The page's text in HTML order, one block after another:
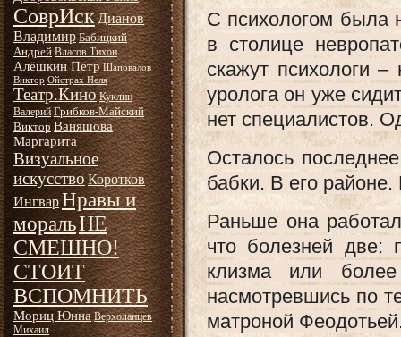
СоврИскДианов
Владимир Бабицкий
Андрей Власов Тихон
Алёшкин Пётр Шаповалов
Виктор Ойстрах Неля
Театр.Кино Куклин
Валерий Грибков-Майский
Виктор Ваняшова
Маргарита
Визуальное
искусствоКоротков
ИнгварНравы и
моральНЕ
СМЕШНО!
СТОИТ
ВСПОМНИТЬ
Мориц Юнна Верхоланцев
Михаил
С психологом была
в столице
скажут психологи
уролога он уже
нет специалистов.
Осталось
бабки. В его
Раньше она
что болезней две:
клизма или
насмотревшись по
матроной